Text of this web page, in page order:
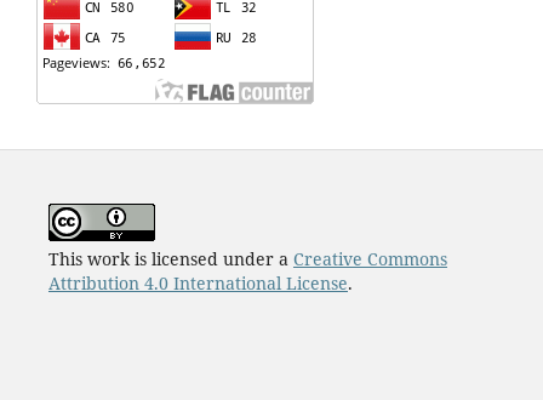
This work is licensed under a Creative Commons
Attribution 4.0 International License.